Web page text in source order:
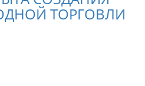
ТОРГОВЛИ